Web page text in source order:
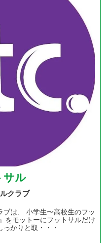
サル
クラブ
は、 小学生〜高校生のフッ
をモットーにフットサルだけ
かりと取・・・